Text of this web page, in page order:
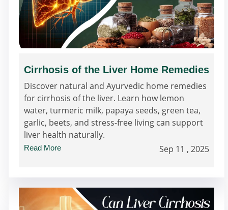
Cirrhosis of the Liver Home Remedies
Discover natural and Ayurvedic home remedies
for cirrhosis of the liver. Learn how lemon
water, turmeric milk, papaya seeds, green tea,
garlic, beets, and stress-free living can support
liver health naturally.
Read More Sep 11 , 2025